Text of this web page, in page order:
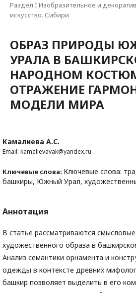
Раздел I Изобразительное и
искусство. Сибири
ОБРАЗ ПРИРОДЫ
УРАЛА В
НАРОДНОМ
ОТРАЖЕНИЕ
МОДЕЛИ МИРА
Камалиева А.С.
Email: kamalievavak@yandex.ru
Ключевые слова: Ключевые слова:
башкиры, Южный Урал,
Аннотация
В статье рассматриваются
художественного образа в
Анализ семантики орнамента и
одежды в контексте древних
башкир позволяет выделить в его